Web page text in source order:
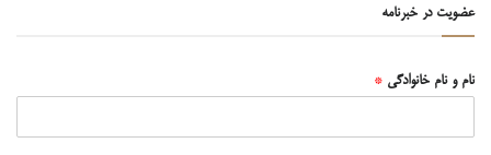
عضویت در خبرنامه
نام و نام خانوادگی *